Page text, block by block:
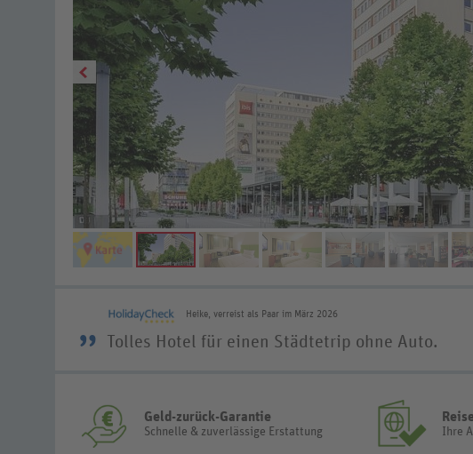
Heike, verreist als Paar im März 2026
” Tolles Hotel für einen Städtetrip ohne Auto.
Geld-zurück-Garantie
Schnelle & zuverlässige Erstattung Ihre